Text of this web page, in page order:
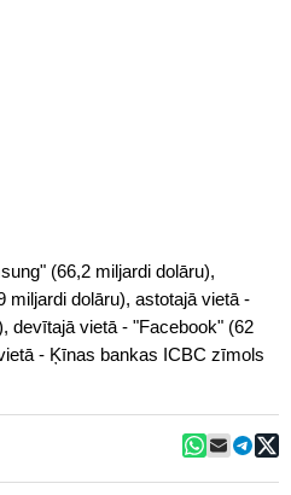
(66,2 miljardi dolāru),
miljardi dolāru), astotajā vietā -
devītajā vietā - "Facebook" (62
- Ķīnas bankas ICBC zīmols